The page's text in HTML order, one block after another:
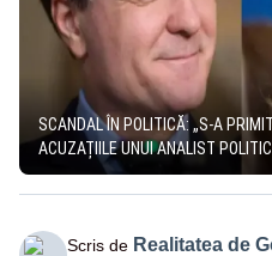
SCANDAL ÎN POLITICĂ: „S-A
ACUZAȚIILE UNUI ANALIST POLITIC
Scris de Realitatea de